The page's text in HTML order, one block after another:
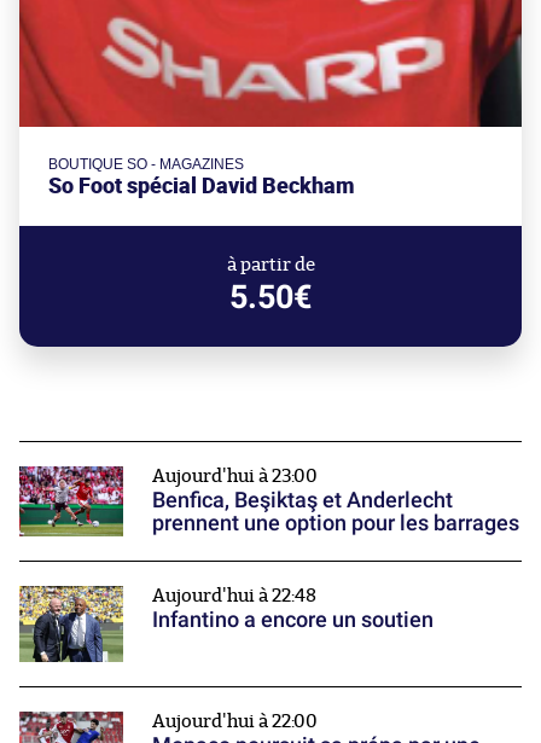
BOUTIQUE SO - MAGAZINES
So Foot spécial David Beckham
à partir de
5.50€
Aujourd'hui à 23:00
Benfica, Beşiktaş et Anderlecht
prennent une option pour les barrages
Aujourd'hui à 22:48
Infantino a encore un soutien
Aujourd'hui à 22:00